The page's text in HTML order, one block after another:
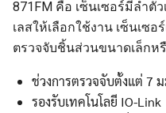
871FM คือ เซ็นเซอร์มีลำตั
เลสให้เลือกใช้งาน เซ็นเซ
ตรวจจับชิ้นส่วนขนาดเล็กห
ช่วงการตรวจจับตั้งแต่ 7
รองรับเทคโนโลยี IO-Link